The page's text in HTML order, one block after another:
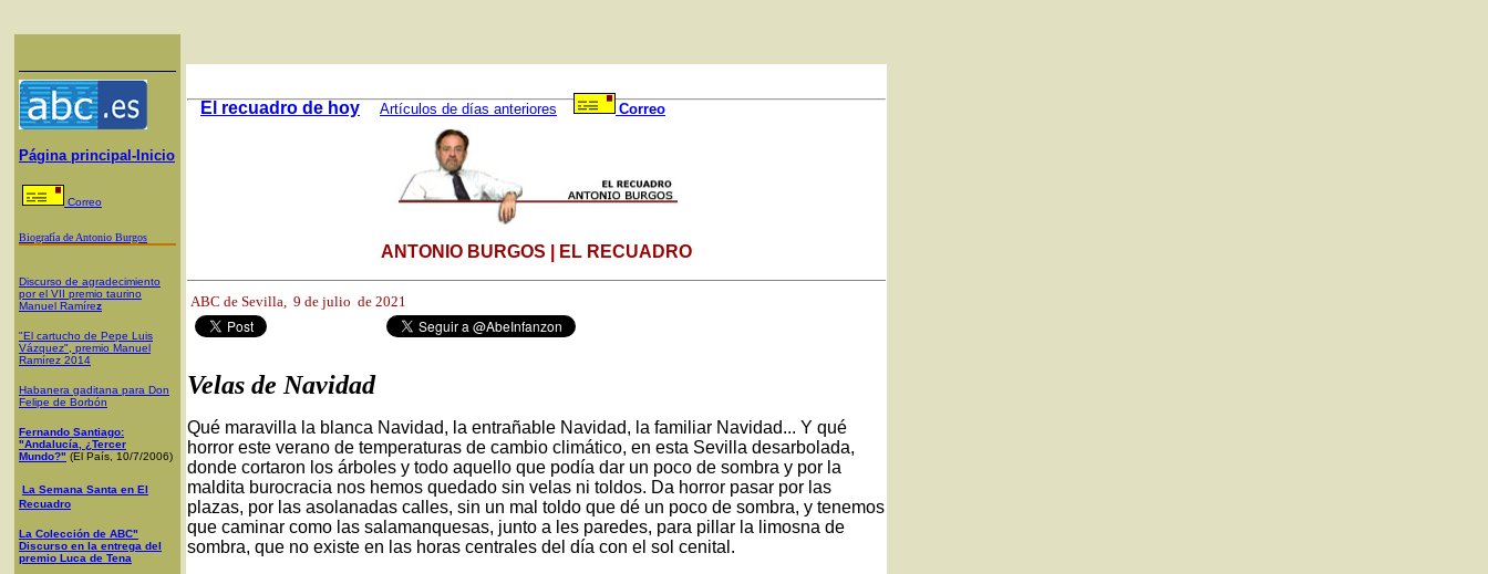
Página principal-Inicio
Correo
Biografía de Antonio Burgos
Discurso de agradecimiento
por el VII premio taurino
Manuel Ramírez
"El cartucho de Pepe Luis
Vázquez", premio Manuel
Ramírez 2014
Habanera gaditana para Don
Felipe de Borbón
Fernando Santiago:
"Andalucía, ¿Tercer
Mundo?" (El País, 10/7/2006)
La Semana Santa en El
Recuadro
La Colección de ABC"
Discurso en la entrega del
premio Luca de Tena
El recuadro de hoy Artículos de días anteriores Correo
ANTONIO BURGOS | EL RECUADRO
ABC de Sevilla, 9 de julio de 2021
Velas de Navidad
Qué maravilla la blanca Navidad, la entrañable Navidad, la familiar Navidad... Y qué
horror este verano de temperaturas de cambio climático, en esta Sevilla desarbolada,
donde cortaron los árboles y todo aquello que podía dar un poco de sombra y por la
maldita burocracia nos hemos quedado sin velas ni toldos. Da horror pasar por las
plazas, por las asolanadas calles, sin un mal toldo que dé un poco de sombra, y tenemos
que caminar como las salamanquesas, junto a les paredes, para pillar la limosna de
sombra, que no existe en las horas centrales del día con el sol cenital.